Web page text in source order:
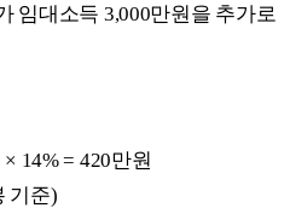
임대소득 3,000만원을 추가로
14% = 420만원
기준)